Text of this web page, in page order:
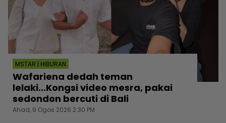
MSTAR | HIBURAN
Wafariena dedah teman
lelaki...Kongsi video mesra, pakai
sedondon bercuti di Bali
Ahad, 9 Ogos 2026 2:30 PM